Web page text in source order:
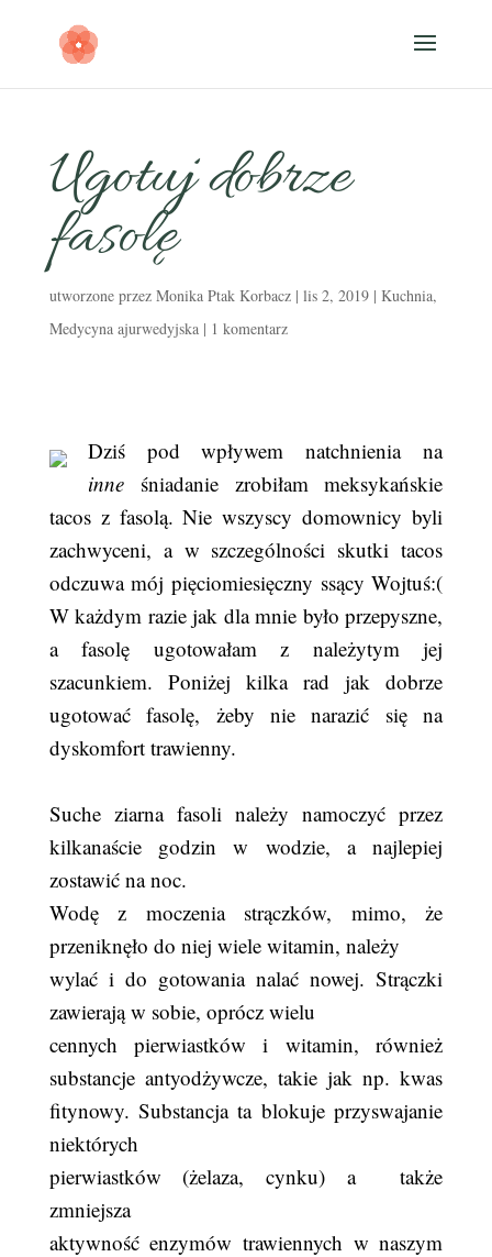
Ugotuj dobrze
fasolę
utworzone przez Monika Ptak Korbacz| lis 2, 2019| Kuchnia,
Medycyna ajurwedyjska| 1 komentarz
Dziś pod wpływem natchnienia na
inneśniadanie zrobiłam meksykańskie
tacos z fasolą. Nie wszyscy domownicy byli
zachwyceni, a w szczególności skutki tacos
odczuwa mój pięciomiesięczny ssący Wojtuś:(
W każdym razie jak dla mnie było przepyszne,
a fasolę ugotowałam z należytym jej
szacunkiem. Poniżej kilka rad jak dobrze
ugotować fasolę, żeby nie narazić się na
dyskomfort trawienny.
Suche ziarna fasoli należy namoczyć przez
kilkanaście godzin w wodzie, a najlepiej
zostawić na noc.
Wodę z moczenia strączków, mimo, że
przeniknęło do niej wiele witamin, należy
wylać i do gotowania nalać nowej. Strączki
zawierają w sobie, oprócz wielu
cennych pierwiastków i witamin, również
substancje antyodżywcze, takie jak np. kwas
fitynowy. Substancja ta blokuje przyswajanie
niektórych
pierwiastków (żelaza, cynku) a
także
zmniejsza
aktywność enzymów trawiennych w naszym